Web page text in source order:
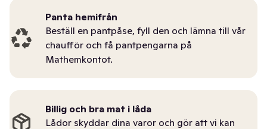
Panta hemifrån
Beställ en pantpåse, fyll den och lämna till vår
chaufför och få pantpengarna på
Mathemkontot.
Billig och bra mat i låda
Lådor skyddar dina varor och gör att vi kan